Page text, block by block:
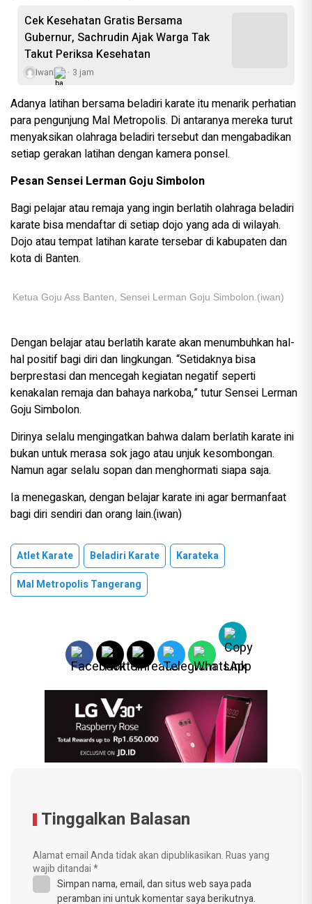
Cek Kesehatan Gratis Bersama
Gubernur, Sachrudin Ajak Warga Tak
Takut Periksa Kesehatan
Iwan 3 jam
Adanya latihan bersama beladiri karate itu menarik perhatian
para pengunjung Mal Metropolis. Di antaranya mereka turut
menyaksikan olahraga beladiri tersebut dan mengabadikan
setiap gerakan latihan dengan kamera ponsel.
Pesan Sensei Lerman Goju Simbolon
Bagi pelajar atau remaja yang ingin berlatih olahraga beladiri
karate bisa mendaftar di setiap dojo yang ada di wilayah.
Dojo atau tempat latihan karate tersebar di kabupaten dan
kota di Banten.
Ketua Goju Ass Banten, Sensei Lerman Goju Simbolon.(iwan)
Dengan belajar atau berlatih karate akan menumbuhkan hal-
hal positif bagi diri dan lingkungan. “Setidaknya bisa
berprestasi dan mencegah kegiatan negatif seperti
kenakalan remaja dan bahaya narkoba,” tutur Sensei Lerman
Goju Simbolon.
Dirinya selalu mengingatkan bahwa dalam berlatih karate ini
bukan untuk merasa sok jago atau unjuk kesombongan.
Namun agar selalu sopan dan menghormati siapa saja.
Ia menegaskan, dengan belajar karate ini agar bermanfaat
bagi diri sendiri dan orang lain.(iwan)
Atlet Karate Beladiri Karate
Karateka
Mal Metropolis Tangerang
Tinggalkan Balasan
Alamat email Anda tidak akan dipublikasikan.Ruas yang
wajib ditandai*
Simpan nama, email, dan situs web saya pada
peramban ini untuk komentar saya berikutnya.